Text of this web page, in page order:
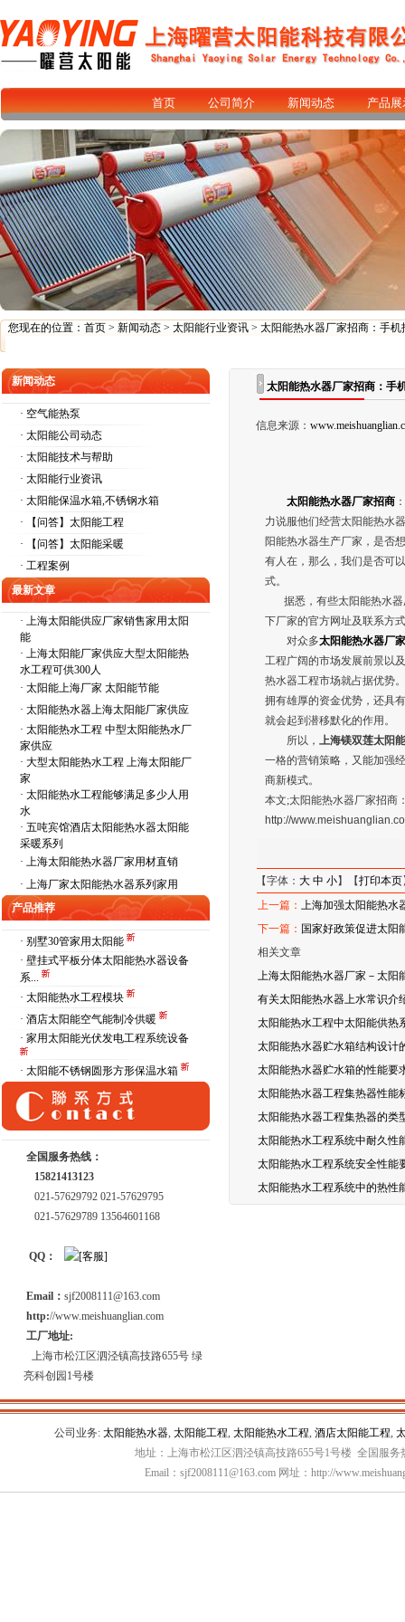
首页 公司简介 新闻动态 产品展
您现在的位置： 首页 > 新闻动态 > 太阳能行业资讯 > 太阳能热水器厂家招商：手机
新闻动态
· 空气能热泵
· 太阳能公司动态
· 太阳能技术与帮助
· 太阳能行业资讯
· 太阳能保温水箱,不锈钢水箱
· 【问答】太阳能工程
· 【问答】太阳能采暖
· 工程案例
最新文章
· 上海太阳能供应厂家销售家用太阳
能
· 上海太阳能厂家供应大型太阳能热
水工程可供300人
· 太阳能上海厂家 太阳能节能
· 太阳能热水器上海太阳能厂家供应
· 太阳能热水工程 中型太阳能热水厂
家供应
· 大型太阳能热水工程 上海太阳能厂
家
· 太阳能热水工程能够满足多少人用
水
· 五吨宾馆酒店太阳能热水器太阳能
采暖系列
· 上海太阳能热水器厂家用材直销
· 上海厂家太阳能热水器系列家用
产品推荐
· 别墅30管家用太阳能
· 壁挂式平板分体太阳能热水器设备
系...
· 太阳能热水工程模块
· 酒店太阳能空气能制冷供暖
· 家用太阳能光伏发电工程系统设备
· 太阳能不锈钢圆形方形保温水箱
全国服务热线：
15821413123
021-57629792 021-57629795
021-57629789 13564601168
QQ：
Email： sjf2008111@163.com
http://www.meishuanglian.com
工厂地址:
上海市松江区泗泾镇高技路655号 绿
亮科创园1号楼
太阳能热水器厂家招商：手
信息来源：
太阳能热水器厂家招商
力说服他们经营太阳能热水
阳能热水器生产厂家，是否
有人在，那么，我们是否可
式。
据悉，有些太阳能热水器
下厂家的官方网址及联系方
对众多太阳能热水器厂
工程广阔的市场发展前景以
热水器工程市场就占据优势
拥有雄厚的资金优势，还具
就会起到潜移默化的作用。
所以，上海镁双莲太阳
一格的营销策略，又能加强
商新模式。
本文;太阳能热水器厂家招商
http://
【字体：大 中 小】【打印本页
上一篇：上海加强太阳能热水
下一篇： 国家好政策促进太阳
相关文章
上海太阳能热水器厂家－太阳
有关太阳能热水器上水常识介
太阳能热水工程中太阳能供热
太阳能热水器贮水箱结构设计
太阳能热水器贮水箱的性能要
太阳能热水器工程集热器性能
太阳能热水器工程集热器的类
太阳能热水工程系统中耐久性
太阳能热水工程系统安全性能
太阳能热水工程系统中的热性
公司业务: 太阳能热水器, 太阳能工程, 太阳能热水工程, 酒店太阳能工程,
地址：上海市松江区泗泾镇高技路655号1号楼 全国服务
Email：sjf2008111@163.com 网址：http://